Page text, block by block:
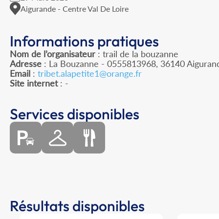
Aigurande - Centre Val De Loire
Informations pratiques
Nom de l’organisateur : trail de la bouzanne
Adresse : La Bouzanne - 0555813968, 36140
Email : tribet.alapetite1@orange.fr
Site internet: -
Services disponibles
Résultats disponibles